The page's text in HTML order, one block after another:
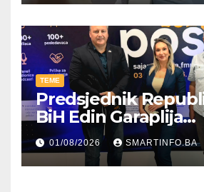
TEME
Predsjednik
BiH Edin Garaplija
prisustvovao
Federalnog sajma
zapošljavanja
01/08/2026 SMARTINFO.BA